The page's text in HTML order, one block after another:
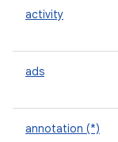
activity
ads
annotation (*)